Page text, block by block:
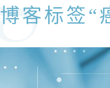
博客标签“